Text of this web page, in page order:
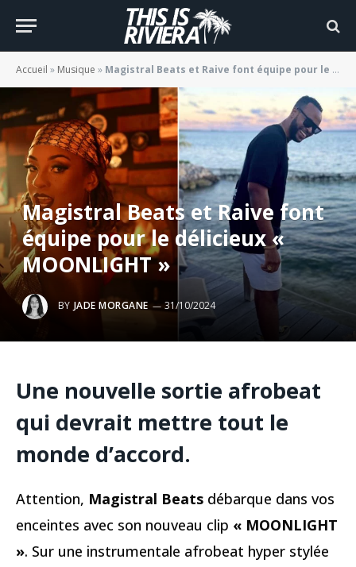
Accueil » Musique » Magistral Beats et Raive font équipe pour le délicieux « MOONLIGHT »
Magistral Beats et Raive font
équipe pour le délicieux «
MOONLIGHT »
BY JADE MORGANE 31/10/2024
Une nouvelle sortie afrobeat
qui devrait mettre tout le
monde d’accord.
Attention, Magistral Beats débarque dans vos
enceintes avec son nouveau clip « MOONLIGHT
». Sur une instrumentale afrobeat hyper stylée